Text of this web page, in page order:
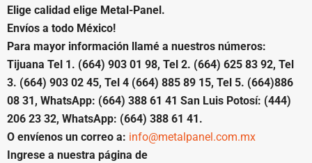
Elige calidad elige Metal-Panel.
Envíos a todo México!
Para mayor información llamé a nuestros números:
Tijuana Tel 1. (664) 903 01 98, Tel 2. (664) 625 83 92, Tel
3. (664) 903 02 45, Tel 4 (664) 885 89 15, Tel 5. (664)886
08 31, WhatsApp: (664) 388 61 41 San Luis Potosí: (444)
206 23 32, WhatsApp: (664) 388 61 41.
O envíenos un correo a: info@metalpanel.com.mx
Ingrese a nuestra página de